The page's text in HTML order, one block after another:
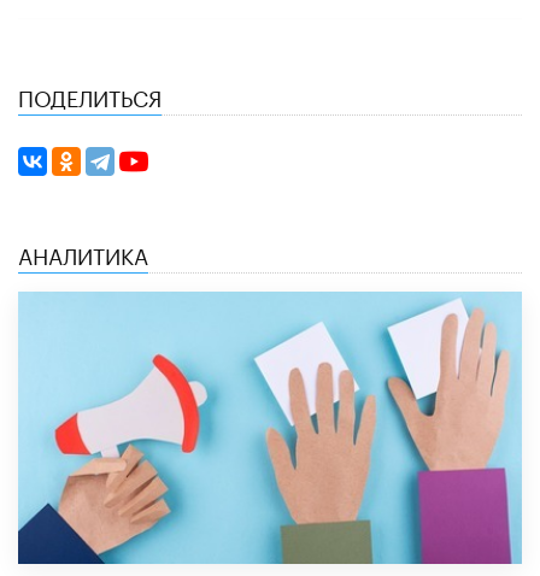
ПОДЕЛИТЬСЯ
АНАЛИТИКА